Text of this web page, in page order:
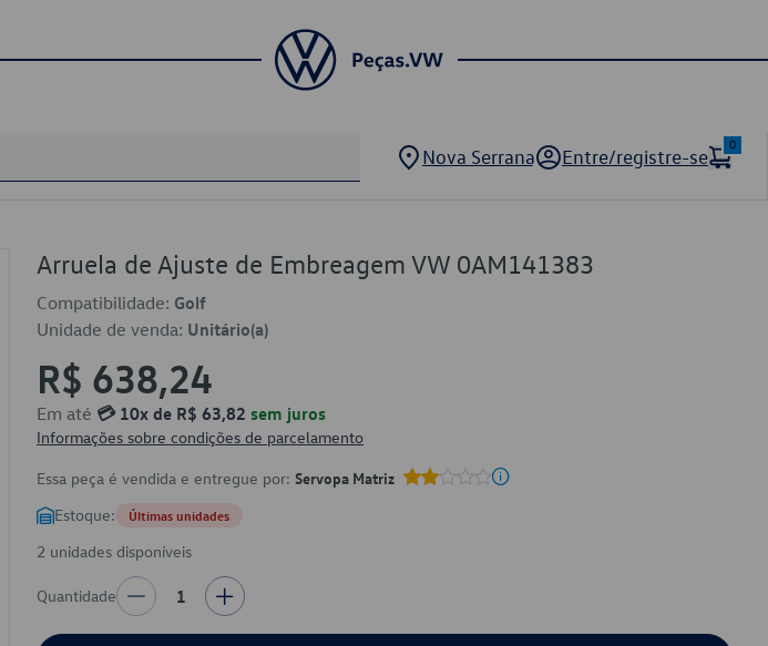
Nova Serrana Entre/registre-se
0
Arruela de Ajuste de Embreagem VW 0AM141383
Compatibilidade: Golf
Unidade de venda: Unitário(a)
R$ 638,24
Em até 💳 10x de R$ 63,82 sem juros
Informações sobre condições de parcelamento
Essa peça é vendida e entregue por: Servopa Matriz
Estoque: Últimas unidades
2 unidades disponíveis
Quantidade 1